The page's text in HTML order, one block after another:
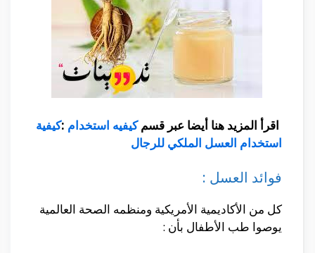
اقرأ المزيد هنا أيضا عبر قسمكيفيه استخدام :كيفية
استخدام العسل الملكي للرجال
فوائد العسل :
كل من الأكاديمية الأمريكية ومنظمه الصحة العالمية
يوصوا طب الأطفال بأن :